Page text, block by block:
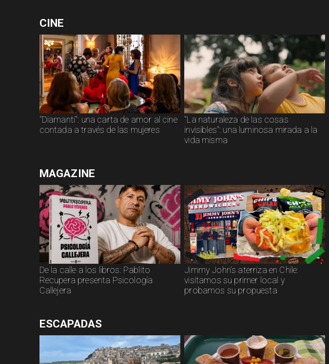
CINE
"Diamanti": una carta de amor al cine
contada a través de las mujeres
"La naturaleza de las cosas
invisibles": una luminosa mirada a la
vida misma
MAGAZINE
De la calle a los libros: Pablito
Recupera presenta Psicología
Callejera
Jimmy John’s aterriza en Chile:
visitamos su primer local y
probamos su propuesta
ESCAPADAS